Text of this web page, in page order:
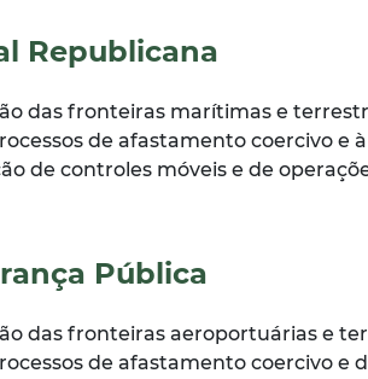
Republicana
das fronteiras marítimas e
de afastamento coercivo e
de controles móveis e de
Pública
das fronteiras aeroportuárias e
de afastamento coercivo e